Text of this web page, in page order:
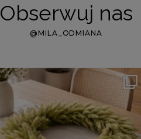
Obserwuj nas
@MILA_ODMIANA